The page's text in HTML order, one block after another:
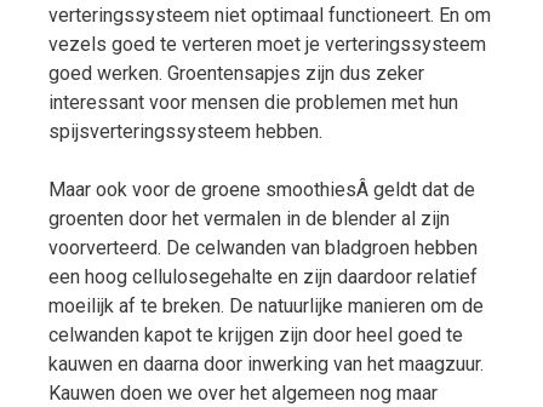
verteringssysteem niet optimaal functioneert. En om
vezels goed te verteren moet je verteringssysteem
goed werken. Groentensapjes zijn dus zeker
interessant voor mensen die problemen met hun
spijsverteringssysteem hebben.
Maar ook voor de groene smoothiesÂ geldt dat de
groenten door het vermalen in de blender al zijn
voorverteerd. De celwanden van bladgroen hebben
een hoog cellulosegehalte en zijn daardoor relatief
moeilijk af te breken. De natuurlijke manieren om de
celwanden kapot te krijgen zijn door heel goed te
kauwen en daarna door inwerking van het maagzuur.
Kauwen doen we over het algemeen nog maar